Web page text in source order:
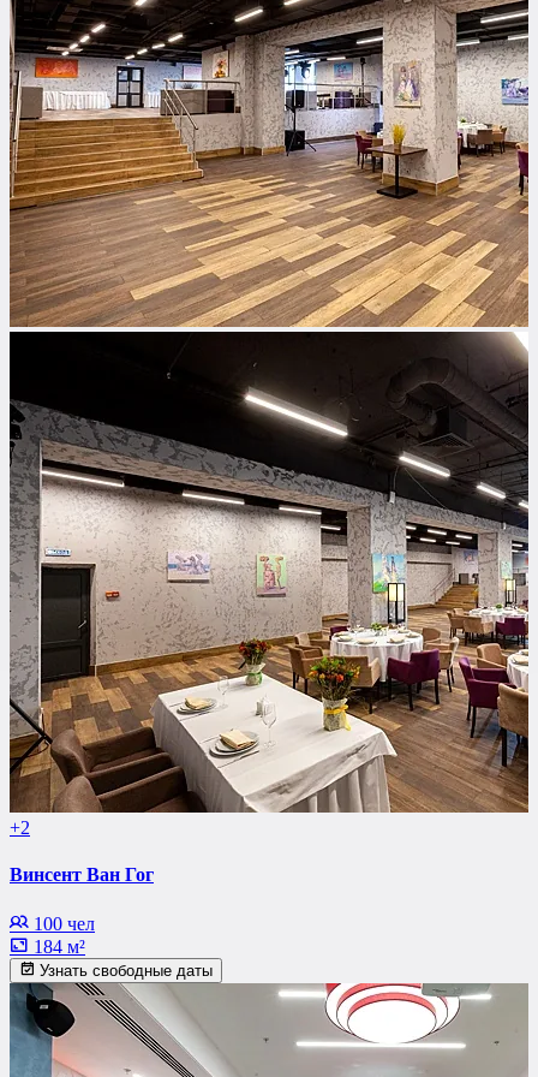
+2
Винсент Ван Гог
100 чел
184 м²
Узнать свободные даты